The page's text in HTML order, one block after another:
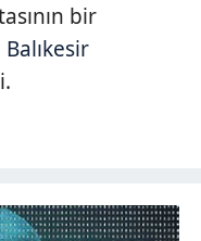
bir
Balıkesir